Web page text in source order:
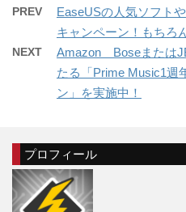
PREV
EaseUSの人気ソフト
キャンペーン！もちろ
NEXT
Amazon Boseまたは
たる「Prime Music1週
ン」を実施中！
プロフィール